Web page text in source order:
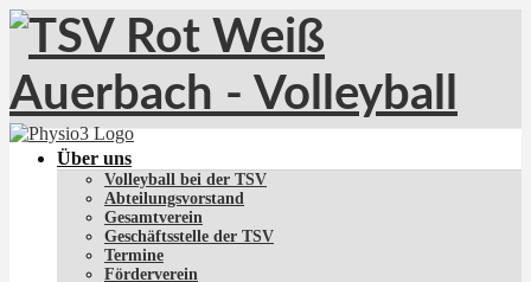
Über uns
Volleyball bei der TSV
Abteilungsvorstand
Gesamtverein
Geschäftsstelle der TSV
Termine
Förderverein